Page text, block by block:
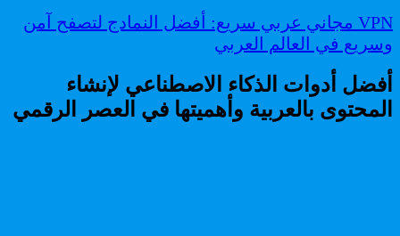
VPN مجاني عربي سريع: أفضل النمادج لتصفح آمن
وسريع في العالم العربي
أفضل أدوات الذكاء الاصطناعي لإنشاء
المحتوى بالعربية وأهميتها في العصر الرقمي